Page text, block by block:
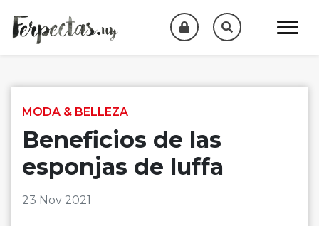
MODA & BELLEZA
Beneficios de las
esponjas de luffa
23 Nov 2021